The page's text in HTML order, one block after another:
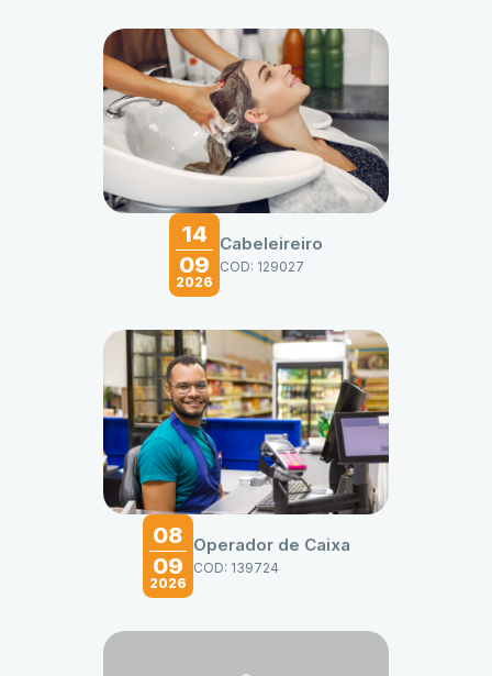
14
09
2026
Cabeleireiro
COD: 129027
08
09
2026
Operador de Caixa
COD: 139724